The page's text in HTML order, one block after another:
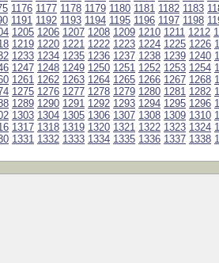
1176 1177 1178 1179 1180 1181 1182 1183
1191 1192 1193 1194 1195 1196 1197 1198
1205 1206 1207 1208 1209 1210 1211 1212
1219 1220 1221 1222 1223 1224 1225 1226
1233 1234 1235 1236 1237 1238 1239 1240
1247 1248 1249 1250 1251 1252 1253 1254
1261 1262 1263 1264 1265 1266 1267 1268
1275 1276 1277 1278 1279 1280 1281 1282
1289 1290 1291 1292 1293 1294 1295 1296
1303 1304 1305 1306 1307 1308 1309 1310
1317 1318 1319 1320 1321 1322 1323 1324
1331 1332 1333 1334 1335 1336 1337 1338